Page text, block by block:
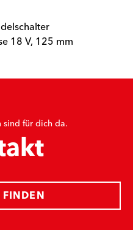
18 V, 125 mm
sind für dich da.